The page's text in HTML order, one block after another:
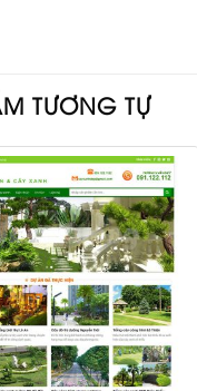
TƯƠNG TỰ